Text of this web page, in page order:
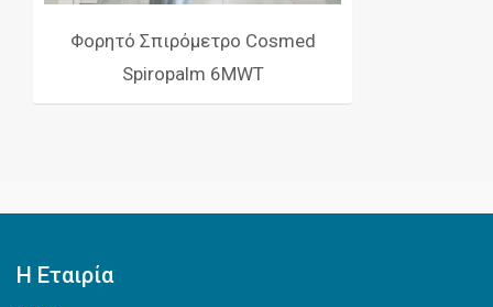
Φορητό Σπιρόμετρο Cosmed
Spiropalm 6MWT
Η Εταιρία